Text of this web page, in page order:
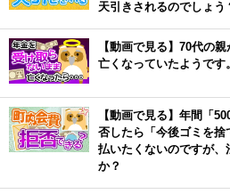
天引きされるのでしょう
【動画で見る】70代の
亡くなっていたようで
【動画で見る】年間「
否したら「今後ゴミを捨
払いたくないのですが、
か？